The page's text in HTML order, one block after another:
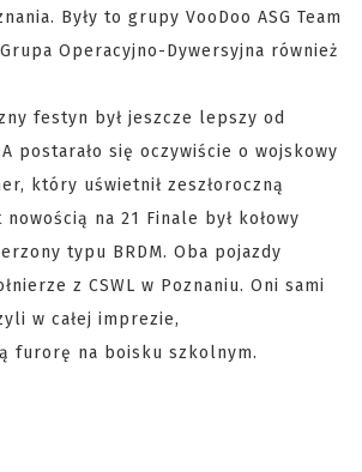
Były to grupy VooDoo ASG Team
Operacyjno-Dywersyjna również
festyn był jeszcze lepszy od
postarało się oczywiście o wojskowy
który uświetnił zeszłoroczną
na 21 Finale był kołowy
typu BRDM. Oba pojazdy
z CSWL w Poznaniu. Oni sami
w całej imprezie,
furorę na boisku szkolnym.